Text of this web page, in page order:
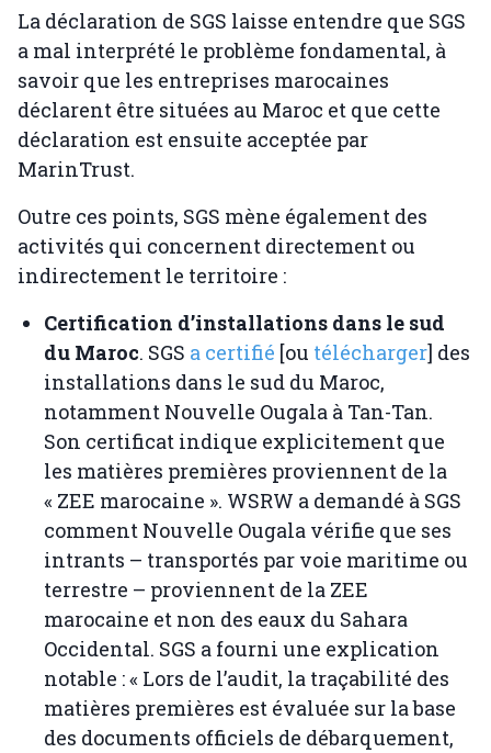
La déclaration de SGS laisse entendre que SGS
a mal interprété le problème fondamental, à
savoir que les entreprises marocaines
déclarent être situées au Maroc et que cette
déclaration est ensuite acceptée par
MarinTrust.
Outre ces points, SGS mène également des
activités qui concernent directement ou
indirectement le territoire :
Certification d’installations dans le sud
du Maroc. SGS a certifié [ou télécharger] des
installations dans le sud du Maroc,
notamment Nouvelle Ougala à Tan-Tan.
Son certificat indique explicitement que
les matières premières proviennent de la
« ZEE marocaine ». WSRW a demandé à SGS
comment Nouvelle Ougala vérifie que ses
intrants – transportés par voie maritime ou
terrestre – proviennent de la ZEE
marocaine et non des eaux du Sahara
Occidental. SGS a fourni une explication
notable : « Lors de l’audit, la traçabilité des
matières premières est évaluée sur la base
des documents officiels de débarquement,